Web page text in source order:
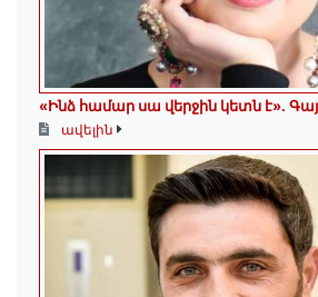
«Ինձ համար սա վերջին կետն է»․
ավելին